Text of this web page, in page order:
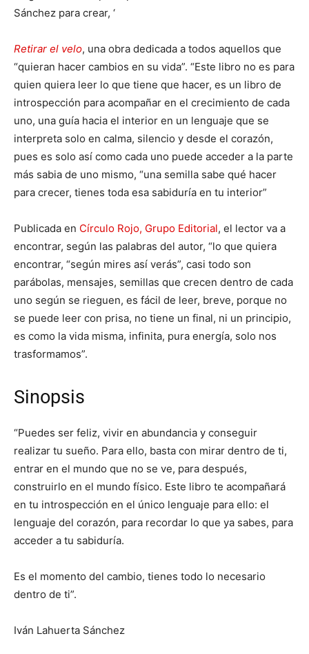
Sánchez para crear, ‘
Retirar el velo, una obra dedicada a todos aquellos que
“quieran hacer cambios en su vida”. “Este libro no es para
quien quiera leer lo que tiene que hacer, es un libro de
introspección para acompañar en el crecimiento de cada
uno, una guía hacia el interior en un lenguaje que se
interpreta solo en calma, silencio y desde el corazón,
pues es solo así como cada uno puede acceder a la parte
más sabia de uno mismo, “una semilla sabe qué hacer
para crecer, tienes toda esa sabiduría en tu interior”
Publicada en Círculo Rojo, Grupo Editorial, el lector va a
encontrar, según las palabras del autor, “lo que quiera
encontrar, “según mires así verás”, casi todo son
parábolas, mensajes, semillas que crecen dentro de cada
uno según se rieguen, es fácil de leer, breve, porque no
se puede leer con prisa, no tiene un final, ni un principio,
es como la vida misma, infinita, pura energía, solo nos
trasformamos”.
Sinopsis
“Puedes ser feliz, vivir en abundancia y conseguir
realizar tu sueño. Para ello, basta con mirar dentro de ti,
entrar en el mundo que no se ve, para después,
construirlo en el mundo físico. Este libro te acompañará
en tu introspección en el único lenguaje para ello: el
lenguaje del corazón, para recordar lo que ya sabes, para
acceder a tu sabiduría.
Es el momento del cambio, tienes todo lo necesario
dentro de ti”.
Iván Lahuerta Sánchez